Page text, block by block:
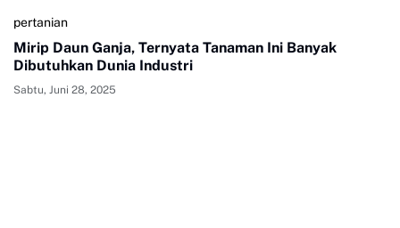
pertanian
Mirip Daun Ganja, Ternyata Tanaman Ini Banyak
Dibutuhkan Dunia Industri
Sabtu, Juni 28, 2025